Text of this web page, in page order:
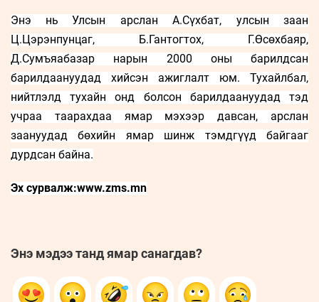
Энэ нь Улсын арслан А.Сүхбат, улсын заан
Ц.Цэрэнпунцаг, Б.Гантогтох, Г.Өсөхбаяр,
Д.Сумъяабазар нарын 2000 оны барилдсан
барилдаануудад хийсэн ажиглалт юм. Тухайлбал,
нийтлэлд тухайн онд болсон барилдаануудад тэд
учраа таарахдаа ямар мэхээр давсан, арслан
заануудад бөхийн ямар шинж тэмдгүүд байгааг
дурдсан байна.
Эх сурвалж:www.zms.mn
Энэ мэдээ танд ямар санагдав?